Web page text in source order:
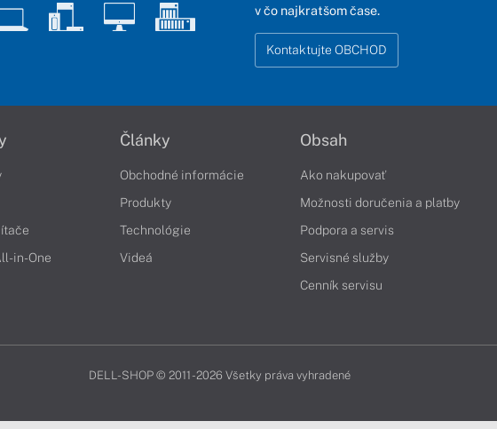
v čo najkratšom čase.
Kontaktujte OBCHOD
in-One
Články
Obchodné informácie
Produkty
Technológie
Videá
Obsah
Ako nakupovať
Možnosti doručenia a platby
Podpora a servis
Servisné služby
Cenník servisu
DELL-SHOP © 2011 - 2026 Všetky práva vyhradené